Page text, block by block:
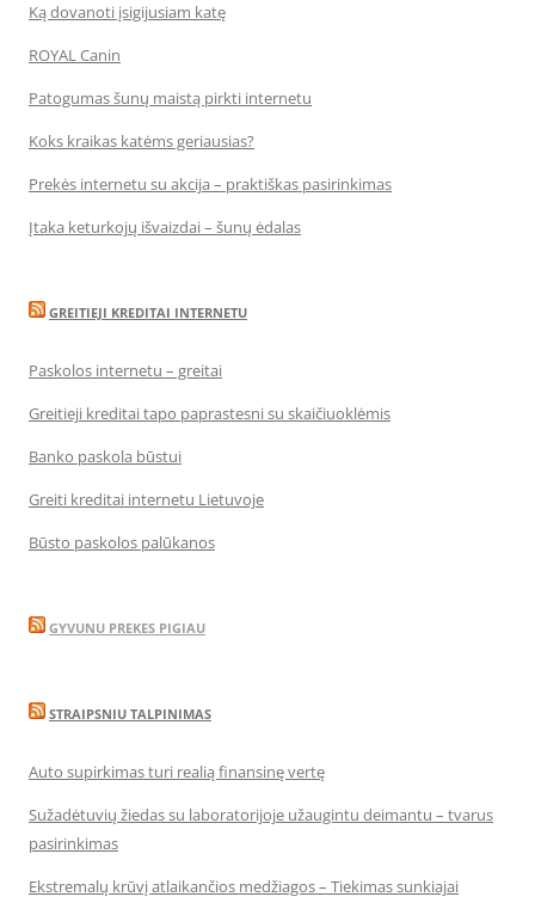
Ką dovanoti įsigijusiam katę
ROYAL Canin
Patogumas šunų maistą pirkti internetu
Koks kraikas katėms geriausias?
Prekės internetu su akcija – praktiškas pasirinkimas
Įtaka keturkojų išvaizdai – šunų ėdalas
GREITIEJI KREDITAI INTERNETU
Paskolos internetu – greitai
Greitieji kreditai tapo paprastesni su skaičiuoklėmis
Banko paskola būstui
Greiti kreditai internetu Lietuvoje
Būsto paskolos palūkanos
GYVUNU PREKES PIGIAU
STRAIPSNIU TALPINIMAS
Auto supirkimas turi realią finansinę vertę
Sužadėtuvių žiedas su laboratorijoje užaugintu deimantu – tvarus
pasirinkimas
Ekstremalų krūvį atlaikančios medžiagos – Tiekimas sunkiajai